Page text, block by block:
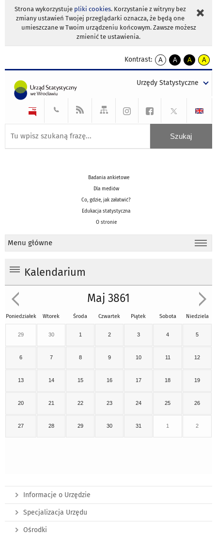
Strona wykorzystuje pliki cookies. Korzystanie z witryny bez
zmiany ustawień Twojej przeglądarki oznacza, że będą one
umieszczane w Twoim urządzeniu końcowym. Zawsze możesz
zmienić te ustawienia.
Kontrast:
A
kontrast
A
kontrast
tekst
czarnym
A
kontrast
tekst
czarnym
A
tekst
żółtym
Urzędy Statystyczne
Badania ankietowe
Dla mediów
Co, gdzie, jak załatwić?
Edukacja statystyczna
O stronie
Menu główne
Kalendarium
Maj 3861
Poniedziałek Wtorek Środa Czwartek Piątek Sobota Niedziela
29 30 1 2 3 4 5
6 7 8 9 10 11 12
13 14 15 16 17 18 19
20 21 22 23 24 25 26
27 28 29 30 31 1 2
Informacje o Urzędzie
Specjalizacja Urzędu
Ośrodki